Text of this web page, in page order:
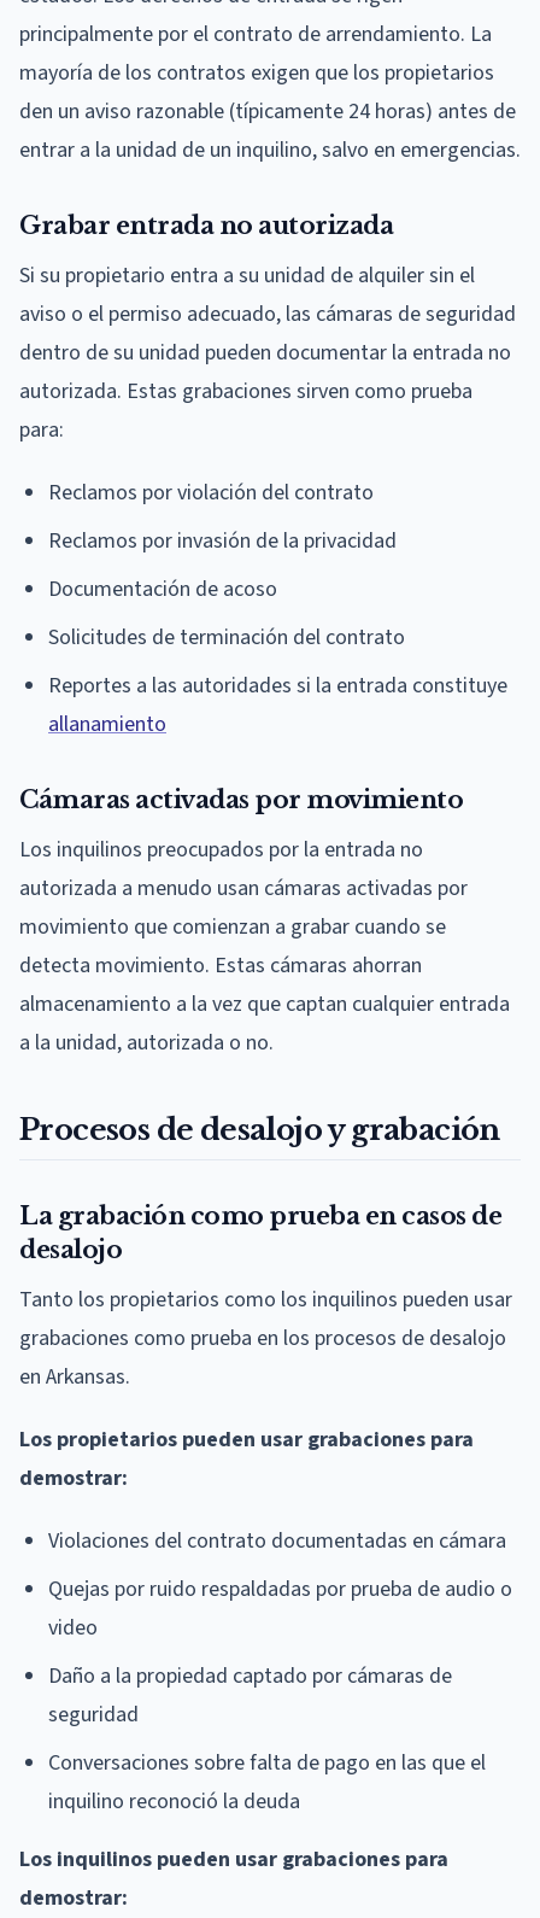
principalmente por el contrato de arrendamiento. La
mayoría de los contratos exigen que los propietarios
den un aviso razonable (típicamente 24 horas) antes de
entrar a la unidad de un inquilino, salvo en emergencias.
Grabar entrada no autorizada
Si su propietario entra a su unidad de alquiler sin el
aviso o el permiso adecuado, las cámaras de seguridad
dentro de su unidad pueden documentar la entrada no
autorizada. Estas grabaciones sirven como prueba
para:
Reclamos por violación del contrato
Reclamos por invasión de la privacidad
Documentación de acoso
Solicitudes de terminación del contrato
Reportes a las autoridades si la entrada constituye
allanamiento
Cámaras activadas por movimiento
Los inquilinos preocupados por la entrada no
autorizada a menudo usan cámaras activadas por
movimiento que comienzan a grabar cuando se
detecta movimiento. Estas cámaras ahorran
almacenamiento a la vez que captan cualquier entrada
a la unidad, autorizada o no.
Procesos de desalojo y grabación
La grabación como prueba en casos de
desalojo
Tanto los propietarios como los inquilinos pueden usar
grabaciones como prueba en los procesos de desalojo
en Arkansas.
Los propietarios pueden usar grabaciones para
demostrar:
Violaciones del contrato documentadas en cámara
Quejas por ruido respaldadas por prueba de audio o
video
Daño a la propiedad captado por cámaras de
seguridad
Conversaciones sobre falta de pago en las que el
inquilino reconoció la deuda
Los inquilinos pueden usar grabaciones para
demostrar: